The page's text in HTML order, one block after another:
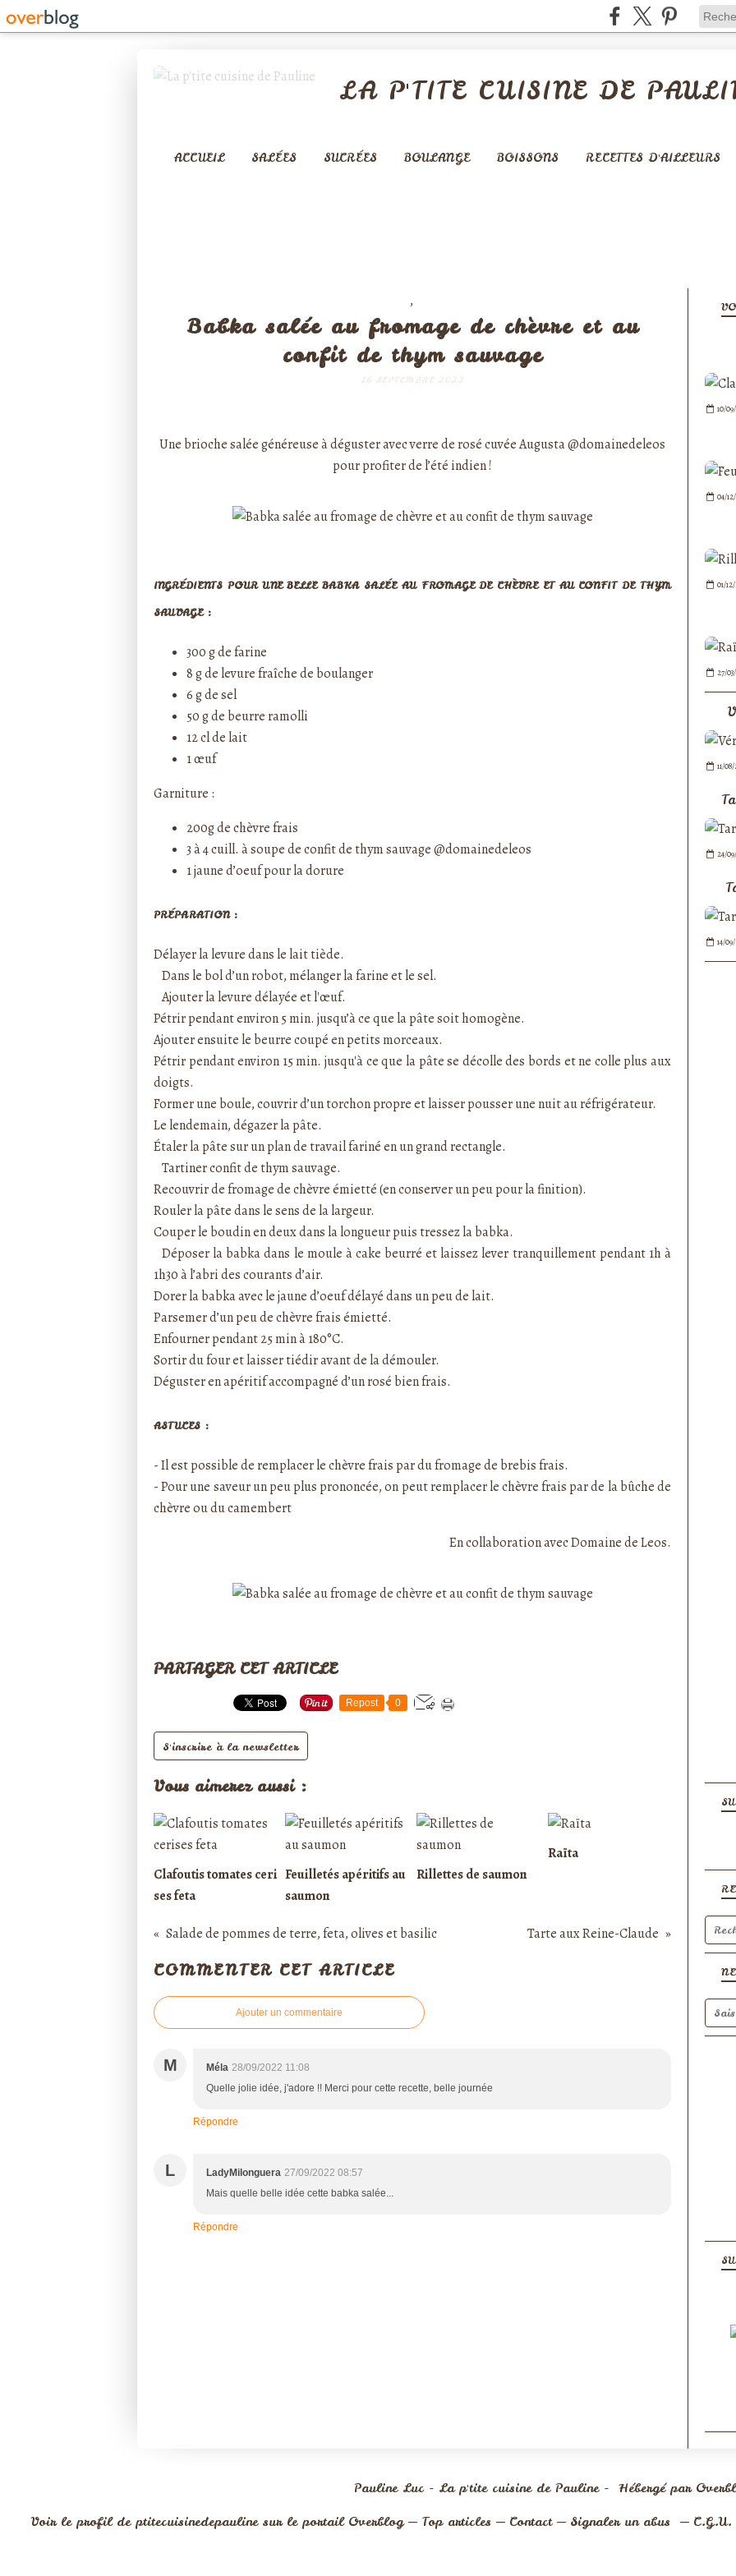
LA P'TITE CUISINE DE
ACCUEIL SALÉES SUCRÉES BOULANGE BOISSONS RECETTES D'AILLEURS
,
Babka salée au fromage de chèvre et au
confit de thym sauvage
16 SEPTEMBRE 2022
Une brioche salée généreuse à déguster avec verre de rosé cuvée Augusta @domainedeleos
pour profiter de l’été indien !
INGRÉDIENTS POUR UNE BELLE BABKA SALÉE AU FROMAGE DE CHÈVRE ET AU CONFIT DE THYM
SAUVAGE :
300 g de farine
8 g de levure fraîche de boulanger
6 g de sel
50 g de beurre ramolli
12 cl de lait
1 œuf
Garniture :
200g de chèvre frais
3 à 4 cuill. à soupe de confit de thym sauvage @domainedeleos
1 jaune d’oeuf pour la dorure
PRÉPARATION :
Délayer la levure dans le lait tiède.
Dans le bol d’un robot, mélanger la farine et le sel.
Ajouter la levure délayée et l'œuf.
Pétrir pendant environ 5 min. jusqu’à ce que la pâte soit homogène.
Ajouter ensuite le beurre coupé en petits morceaux.
Pétrir pendant environ 15 min. jusqu'à ce que la pâte se décolle des bords et ne colle plus aux
doigts.
Former une boule, couvrir d’un torchon propre et laisser pousser une nuit au réfrigérateur.
Le lendemain, dégazer la pâte.
Étaler la pâte sur un plan de travail fariné en un grand rectangle.
Tartiner confit de thym sauvage.
Recouvrir de fromage de chèvre émietté (en conserver un peu pour la finition).
Rouler la pâte dans le sens de la largeur.
Couper le boudin en deux dans la longueur puis tressez la babka.
Déposer la babka dans le moule à cake beurré et laissez lever tranquillement pendant 1h à
1h30 à l’abri des courants d’air.
Dorer la babka avec le jaune d’oeuf délayé dans un peu de lait.
Parsemer d’un peu de chèvre frais émietté.
Enfourner pendant 25 min à 180°C.
Sortir du four et laisser tiédir avant de la démouler.
Déguster en apéritif accompagné d’un rosé bien frais.
ASTUCES :
- Il est possible de remplacer le chèvre frais par du fromage de brebis frais.
- Pour une saveur un peu plus prononcée, on peut remplacer le chèvre frais par de la bûche de
chèvre ou du camembert
En collaboration avec Domaine de Leos.
PARTAGER CET ARTICLE
Repost 0
S'inscrire à la newsletter
Vous aimerez aussi :
Clafoutis tomates ceri
ses feta
Feuilletés apéritifs au
saumon
Rillettes de saumon
Raïta
Salade de pommes de terre, feta, olives et basilic Tarte aux Reine-Claude
COMMENTER CET ARTICLE
Ajouter un commentaire
M Méla 28/09/2022 11:08
Quelle jolie idée, j'adore !! Merci pour cette recette, belle journée
Répondre
L LadyMilonguera 27/09/2022 08:57
Mais quelle belle idée cette babka salée...
Répondre
10/
04/
01/
27/
11/
24/
14/
Pauline Luc - La p'tite cuisine de Pauline - Hébergé par
Voir le profil de ptitecuisinedepaulinesur le portail Overblog Top articles Contact Signaler un abus C.G.U.